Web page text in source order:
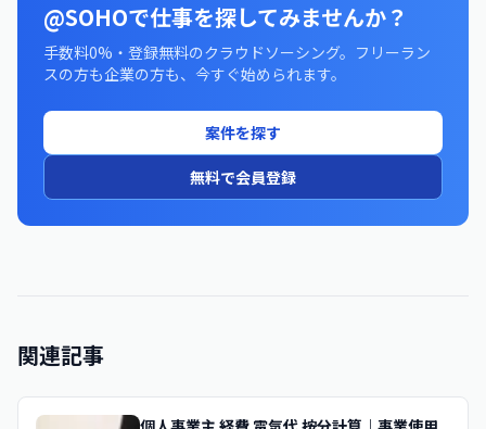
@SOHOで仕事を探してみませんか？
手数料0%・登録無料のクラウドソーシング。フリーラン
スの方も企業の方も、今すぐ始められます。
案件を探す
無料で会員登録
関連記事